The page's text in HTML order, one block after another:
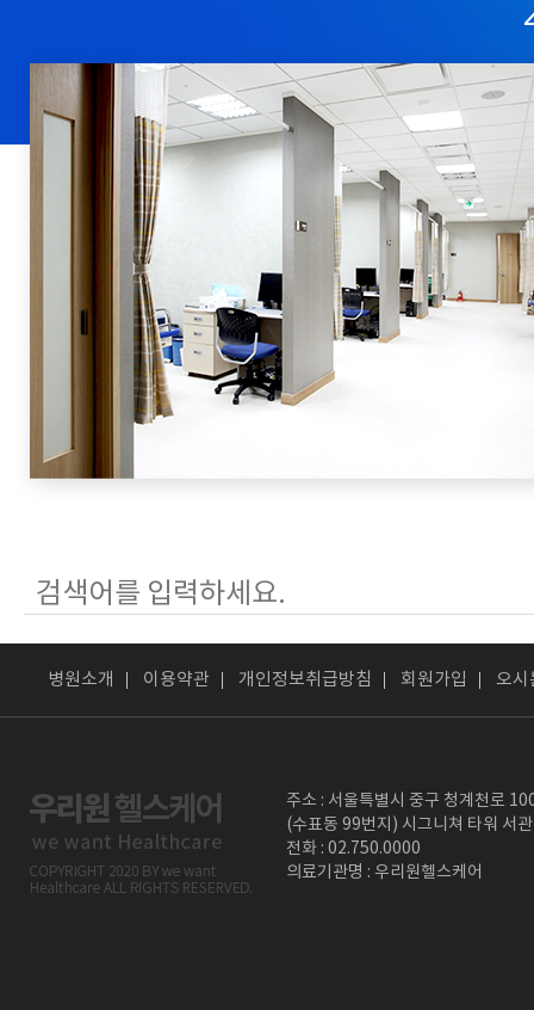
병원소개 이용약관 개인정보취급방침 회원가입 오시
주소 : 서울특별시 중구 청계천로
(수표동 99번지) 시그니쳐 타워 서
전화 : 02.750.0000
의료기관명 : 우리원헬스케어